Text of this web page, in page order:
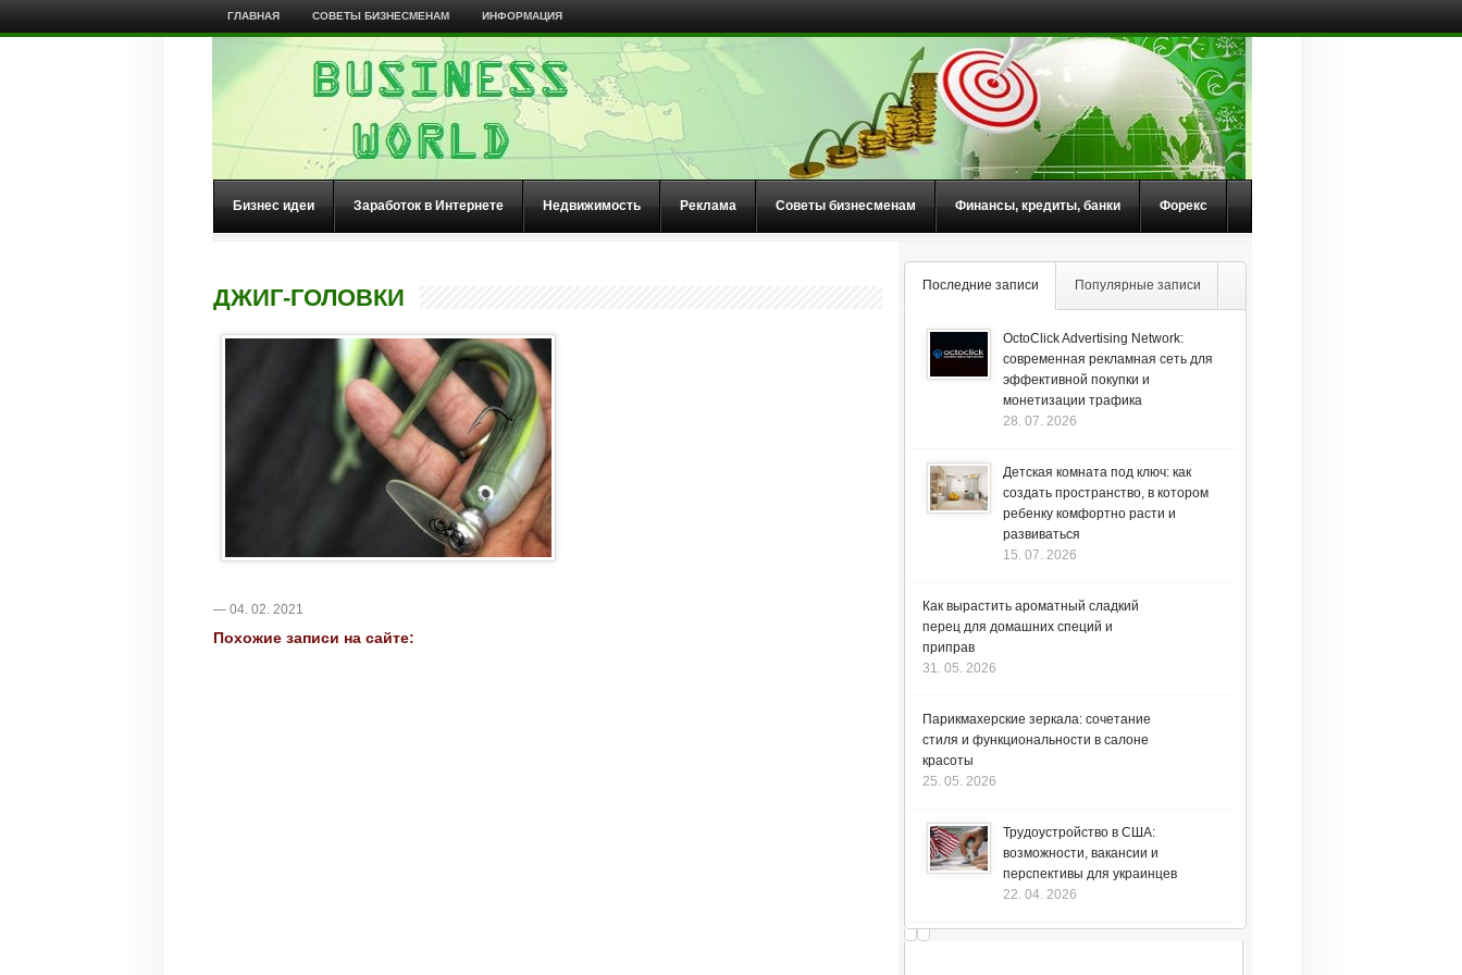
ГЛАВНАЯ СОВЕТЫ БИЗНЕСМЕНАМ ИНФОРМАЦИЯ
Бизнес идеи Заработок в Интернете Недвижимость Реклама Советы бизнесменам Финансы, кредиты, банки Форекс
ДЖИГ-ГОЛОВКИ
— 04. 02. 2021
Похожие записи на сайте:
Последние записи Популярные записи
OctoClick Advertising Network:
современная рекламная сеть для
эффективной покупки и
монетизации трафика
28. 07. 2026
Детская комната под ключ: как
создать пространство, в котором
ребенку комфортно расти и
развиваться
15. 07. 2026
Как вырастить ароматный сладкий
перец для домашних специй и
приправ
31. 05. 2026
Парикмахерские зеркала: сочетание
стиля и функциональности в салоне
красоты
25. 05. 2026
Трудоустройство в США:
возможности, вакансии и
перспективы для украинцев
22. 04. 2026